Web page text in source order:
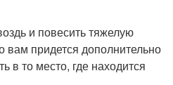
и повесить тяжелую
вам придется дополнительно
в то место, где находится